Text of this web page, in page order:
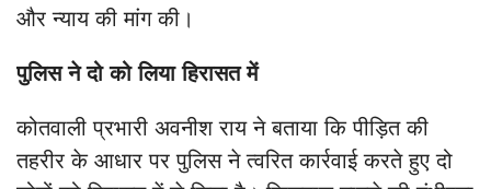
और न्याय की मांग की।
पुलिस ने दो को लिया हिरासत में
कोतवाली प्रभारी अवनीश राय ने बताया कि पीड़ित की
तहरीर के आधार पर पुलिस ने त्वरित कार्रवाई करते हुए दो